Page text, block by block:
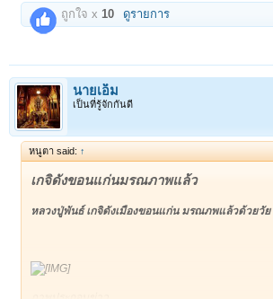
ถูกใจ x 10 ดูรายการ
นายเอ็ม
เป็นที่รู้จักกันดี
หนูตา said: ↑
เกจิดังขอนแก่นมรณภาพแล้ว
หลวงปู่พันธ์ เกจิดังเมืองขอนแก่น มรณภพแล้วด้วยวัย